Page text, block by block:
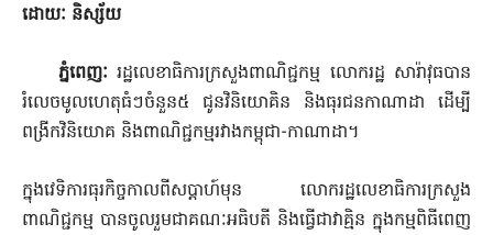
ដោយៈ និស្ស័យ
ភ្នំពេញៈរដ្ឋលេខាធិការក្រសួងពាណិជ្ជកម្ម លោករដ្ឋ សារ៉ាវុធបាន
រំលេចមូលហេតុធំៗចំនួន៥ ជូនវិនិយោគិន និងធុរជនកាណាដា ដើម្បី
ពង្រីកវិនិយោគ និងពាណិជ្ជកម្មរវាងកម្ពុជា-កាណាដា។
ក្នុងវេទិការធុរកិច្ចកាលពីសប្តាហ៍មុន លោករដ្ឋលេខាធិការក្រសួង
ពាណិជ្ជកម្ម បានចូលរួមជាគណៈអធិបតី និងធ្វើជាវាគ្មិន ក្នុងកម្មពិធីពេញ